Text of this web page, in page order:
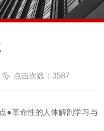
点击次数：3587
●革命性的人体解剖学习与